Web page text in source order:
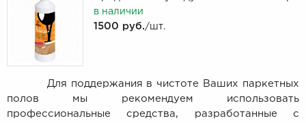
в наличии
1500 руб./шт.
Для поддержания в чистоте Ваших паркетных
полов мы рекомендуем использовать
профессиональные средства, разработанные с